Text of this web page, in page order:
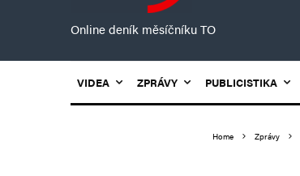
Online deník měsíčníku TO
VIDEA ZPRÁVY PUBLICISTIKA
Home Zprávy